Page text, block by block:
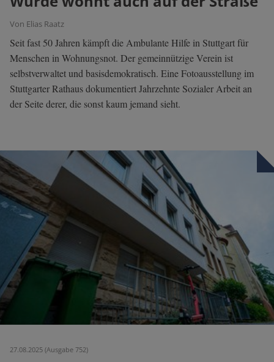
Von Elias Raatz
Seit fast 50 Jahren kämpft die Ambulante Hilfe in Stuttgart für
Menschen in Wohnungsnot. Der gemeinnützige Verein ist
selbstverwaltet und basisdemokratisch. Eine Fotoausstellung im
Stuttgarter Rathaus dokumentiert Jahrzehnte Sozialer Arbeit an
der Seite derer, die sonst kaum jemand sieht.
27.08.2025 (Ausgabe 752)